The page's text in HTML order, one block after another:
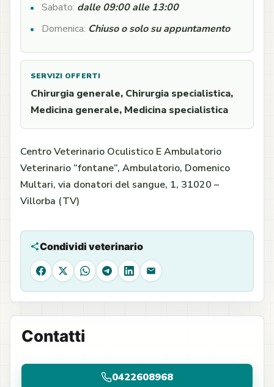
Sabato: dalle 09:00 alle 13:00
Domenica: Chiuso o solo su appuntamento
SERVIZI OFFERTI
Chirurgia generale, Chirurgia specialistica,
Medicina generale, Medicina specialistica
Centro Veterinario Oculistico E Ambulatorio
Veterinario “fontane”, Ambulatorio, Domenico
Multari, via donatori del sangue, 1, 31020 –
Villorba (TV)
Condividi veterinario
Facebook
X WhatsAppTelegram
LinkedIn
Email
Contatti
0422608968